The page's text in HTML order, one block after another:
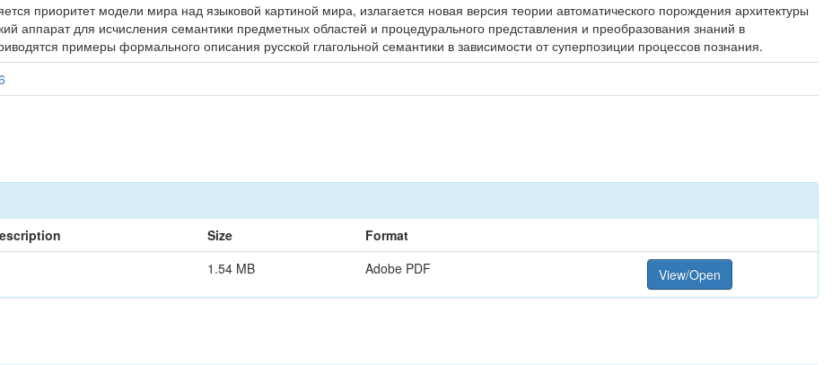
приоритет модели мира над языковой картиной мира, излагается новая версия теории автоматического порождения архитектуры
аппарат для исчисления семантики предметных областей и процедурального представления и преобразования знаний в
примеры формального описания русской глагольной семантики в зависимости от суперпозиции процессов познания.
Size
Format
1.54 MB Adobe PDF View/Open